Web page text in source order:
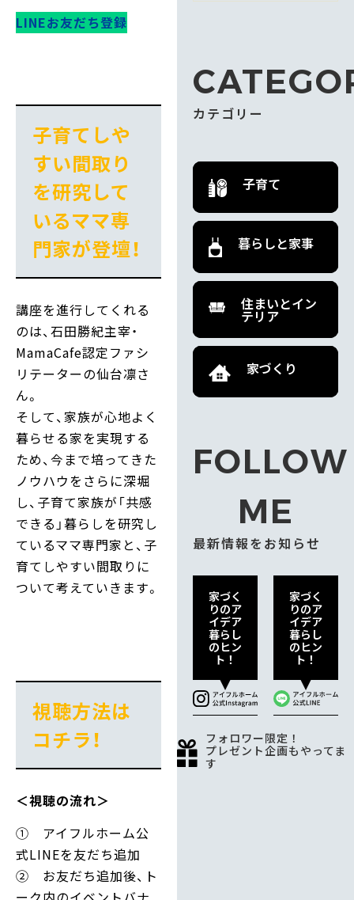
LINEお友だち登録
子育てしや
すい間取り
を研究して
いるママ専
門家が登壇！
講座を進行してくれる
のは、石田勝紀主宰・
MamaCafe認定ファシ
リテーターの仙台凛さ
ん。
そして、家族が心地よく
暮らせる家を実現する
ため、今まで培ってきた
ノウハウをさらに深堀
し、子育て家族が「共感
できる」暮らしを研究し
ているママ専門家と、子
育てしやすい間取りに
ついて考えていきます。
視聴方法は
コチラ！
＜視聴の流れ＞
① アイフルホーム公
式LINEを友だち追加
② お友だち追加後、ト
カテゴリー
子育て
暮らしと家事
住まいとイン
テリア
家づくり
FOLLOW
ME
最新情報をお知らせ
家づく
りのア
イデア
暮らし
のヒン
ト！
家づく
りのア
イデア
暮らし
のヒン
ト！
フォロワー限定！
プレゼント企画もやってま
す